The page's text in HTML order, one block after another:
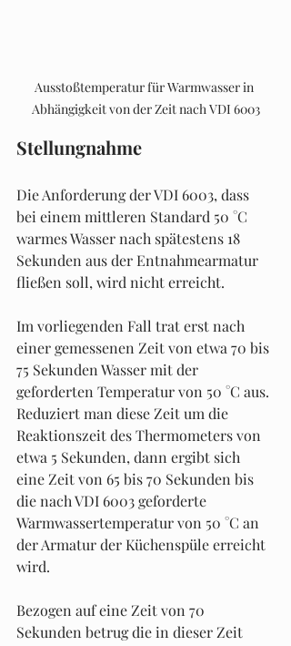
Ausstoßtemperatur für Warmwasser in
Abhängigkeit von der Zeit nach VDI 6003
Stellungnahme
Die Anforderung der VDI 6003, dass
bei einem mittleren Standard 50 °C
warmes Wasser nach spätestens 18
Sekunden aus der Entnahmearmatur
fließen soll, wird nicht erreicht.
Im vorliegenden Fall trat erst nach
einer gemessenen Zeit von etwa 70 bis
75 Sekunden Wasser mit der
geforderten Temperatur von 50 °C aus.
Reduziert man diese Zeit um die
Reaktionszeit des Thermometers von
etwa 5 Sekunden, dann ergibt sich
eine Zeit von 65 bis 70 Sekunden bis
die nach VDI 6003 geforderte
Warmwassertemperatur von 50 °C an
der Armatur der Küchenspüle erreicht
wird.
Bezogen auf eine Zeit von 70
Sekunden betrug die in dieser Zeit